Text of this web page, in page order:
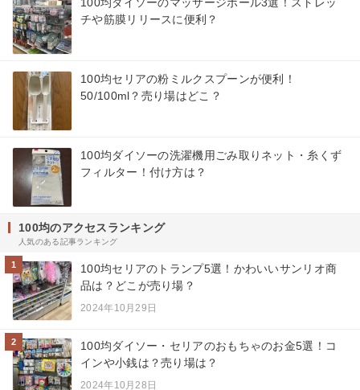
チや筋膜リリースに便利？
100均セリアの粉ミルクスプーンが便利！
50/100ml？売り場はどこ？
100均ダイソーの洗濯機用ごみ取りネット・糸くず
フィルター！付け方は？
100均のアクセスランキング
人気のある記事ランキング
1
100均セリアのトランプ5選！かわいいサンリオ商
品は？どこが売り場？
2024年10月29日
2
100均ダイソー・セリアのおもちゃのお金5選！コ
インや小銭は？売り場は？
2024年10月28日